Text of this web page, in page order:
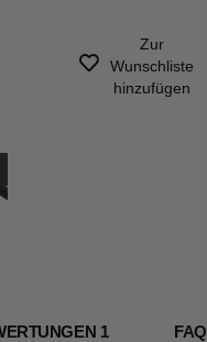
Zur
Wunschliste
hinzufügen
1 FAQ